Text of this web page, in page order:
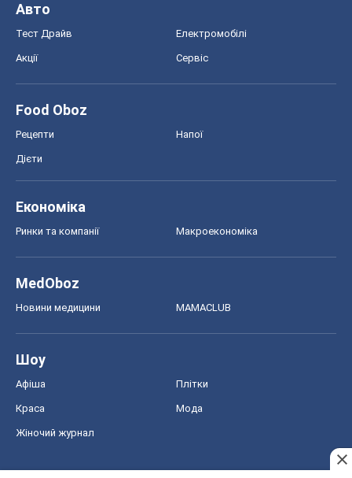
Авто
Тест Драйв Електромобілі
Акції Сервіс
Food Oboz
Рецепти Напої
Дієти
Економіка
Ринки та компанії Макроекономіка
MedOboz
Новини медицини MAMACLUB
Шоу
Афіша Плітки
Краса Мода
Жіночий журнал